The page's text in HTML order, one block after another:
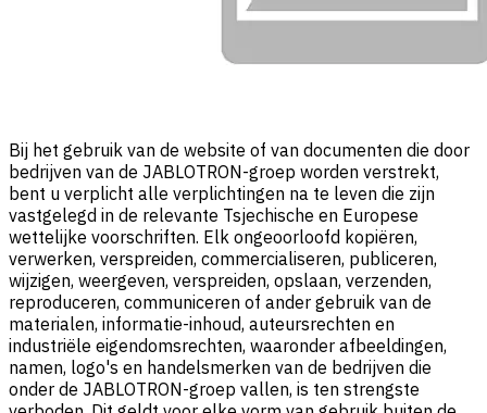
Bij het gebruik van de website of van documenten die door
bedrijven van de JABLOTRON-groep worden verstrekt,
bent u verplicht alle verplichtingen na te leven die zijn
vastgelegd in de relevante Tsjechische en Europese
wettelijke voorschriften. Elk ongeoorloofd kopiëren,
verwerken, verspreiden, commercialiseren, publiceren,
wijzigen, weergeven, verspreiden, opslaan, verzenden,
reproduceren, communiceren of ander gebruik van de
materialen, informatie-inhoud, auteursrechten en
industriële eigendomsrechten, waaronder afbeeldingen,
namen, logo's en handelsmerken van de bedrijven die
onder de JABLOTRON-groep vallen, is ten strengste